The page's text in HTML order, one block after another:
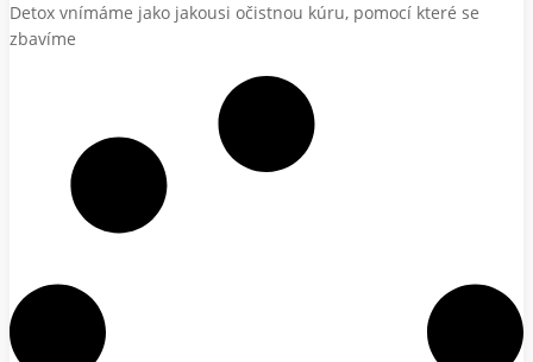
Detox vnímáme jako jakousi očistnou kúru, pomocí které se
zbavíme